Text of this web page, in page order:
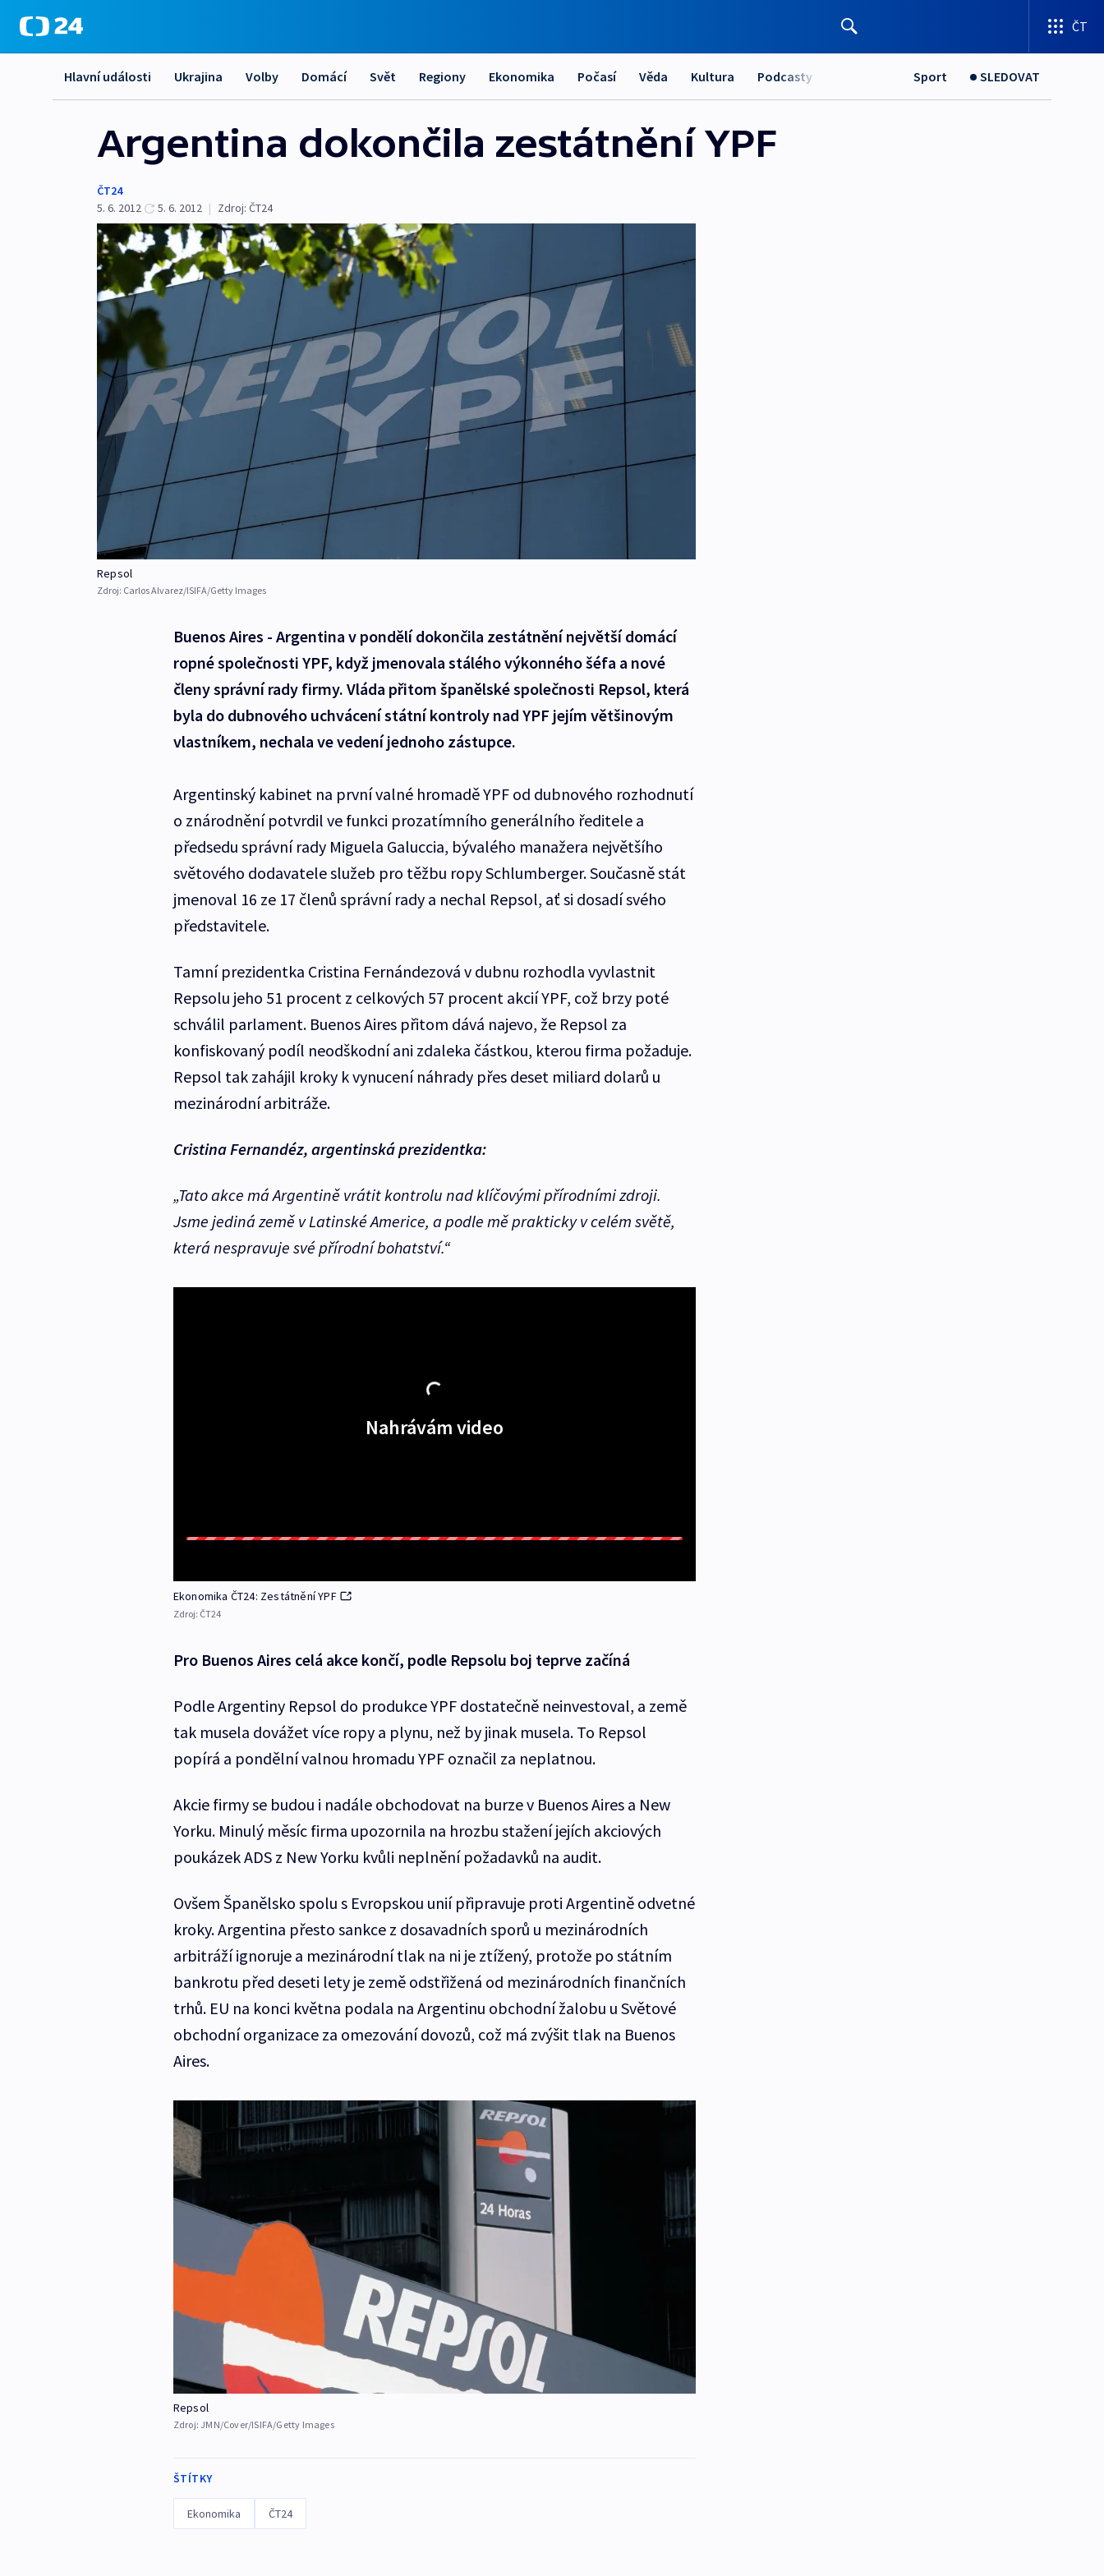
ČT
Hlavní události Ukrajina Volby Domácí Svět Regiony Ekonomika Počasí Věda Kultura Podcasty Sport SLEDOVAT
Argentina dokončila zestátnění YPF
ČT24
5. 6. 2012
5. 6. 2012 | Zdroj: ČT24
Repsol
Zdroj: Carlos Alvarez/ISIFA/Getty Images
Buenos Aires - Argentina v pondělí dokončila zestátnění největší domácí
ropné společnosti YPF, když jmenovala stálého výkonného šéfa a nové
členy správní rady firmy. Vláda přitom španělské společnosti Repsol, která
byla do dubnového uchvácení státní kontroly nad YPF jejím většinovým
vlastníkem, nechala ve vedení jednoho zástupce.
Argentinský kabinet na první valné hromadě YPF od dubnového rozhodnutí
o znárodnění potvrdil ve funkci prozatímního generálního ředitele a
předsedu správní rady Miguela Galuccia, bývalého manažera největšího
světového dodavatele služeb pro těžbu ropy Schlumberger. Současně stát
jmenoval 16 ze 17 členů správní rady a nechal Repsol, ať si dosadí svého
představitele.
Tamní prezidentka Cristina Fernándezová v dubnu rozhodla vyvlastnit
Repsolu jeho 51 procent z celkových 57 procent akcií YPF, což brzy poté
schválil parlament. Buenos Aires přitom dává najevo, že Repsol za
konfiskovaný podíl neodškodní ani zdaleka částkou, kterou firma požaduje.
Repsol tak zahájil kroky k vynucení náhrady přes deset miliard dolarů u
mezinárodní arbitráže.
Cristina Fernandéz, argentinská prezidentka:
„Tato akce má Argentině vrátit kontrolu nad klíčovými přírodními zdroji.
Jsme jediná země v Latinské Americe, a podle mě prakticky v celém světě,
která nespravuje své přírodní bohatství.“
Nahrávám video
Ekonomika ČT24: Zestátnění YPF
Zdroj: ČT24
Pro Buenos Aires celá akce končí, podle Repsolu boj teprve začíná
Podle Argentiny Repsol do produkce YPF dostatečně neinvestoval, a země
tak musela dovážet více ropy a plynu, než by jinak musela. To Repsol
popírá a pondělní valnou hromadu YPF označil za neplatnou.
Akcie firmy se budou i nadále obchodovat na burze v Buenos Aires a New
Yorku. Minulý měsíc firma upozornila na hrozbu stažení jejích akciových
poukázek ADS z New Yorku kvůli neplnění požadavků na audit.
Ovšem Španělsko spolu s Evropskou unií připravuje proti Argentině odvetné
kroky. Argentina přesto sankce z dosavadních sporů u mezinárodních
arbitráží ignoruje a mezinárodní tlak na ni je ztížený, protože po státním
bankrotu před deseti lety je země odstřižená od mezinárodních finančních
trhů. EU na konci května podala na Argentinu obchodní žalobu u Světové
obchodní organizace za omezování dovozů, což má zvýšit tlak na Buenos
Aires.
Repsol
Zdroj: JMN/Cover/ISIFA/Getty Images
ŠTÍTKY
Ekonomika ČT24